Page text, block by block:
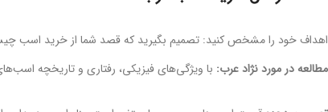
اهداف خود را مشخص کنید: تصمیم بگیرید که قصد شما از خرید اسب
مطالعه در مورد نژاد عرب: با ویژگی‌های فیزیکی، رفتاری و تاریخچه